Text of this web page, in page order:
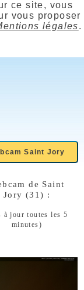
ce site, vous
vous proposer
légales.
Saint Jory
de Saint
Jory (31) :
à jour toutes les 5
minutes)